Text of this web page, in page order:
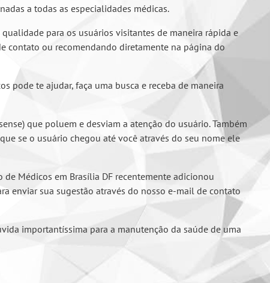
a todas as especialidades médicas.
para os usuários visitantes de maneira rápida e
contato ou recomendando diretamente na página do
pode te ajudar, faça uma busca e receba de maneira
que poluem e desviam a atenção do usuário. Também
se o usuário chegou até você através do seu nome ele
Médicos em Brasília DF recentemente adicionou
enviar sua sugestão através do nosso e-mail de contato
importantíssima para a manutenção da saúde de uma